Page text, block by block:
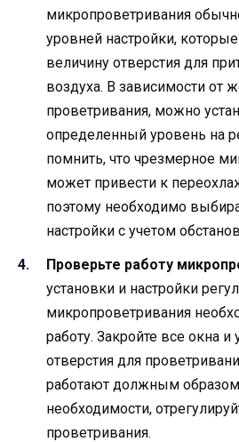
микропроветривания
уровней настройки,
величину отверстия для
воздуха. В зависимости от
проветривания, можно
определенный уровень на
помнить, что чрезмерное
может привести к
поэтому необходимо
настройки с учетом
Проверьте работу
установки и настройки
микропроветривания
работу. Закройте все окна и
отверстия для
работают должным
необходимости,
проветривания.